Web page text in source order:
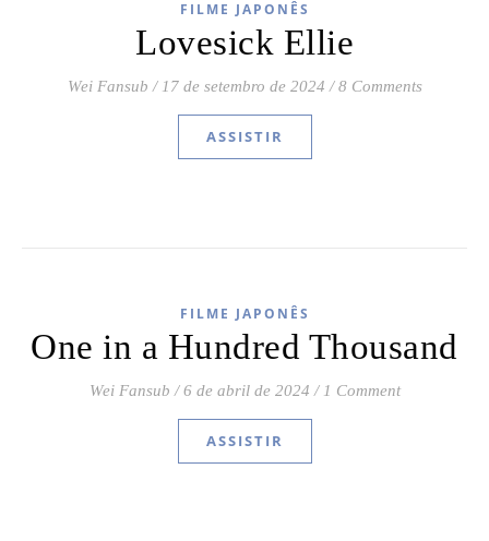
FILME JAPONÊS
Lovesick Ellie
Wei Fansub / 17 de setembro de 2024 / 8 Comments
ASSISTIR
FILME JAPONÊS
One in a Hundred Thousand
Wei Fansub / 6 de abril de 2024 / 1 Comment
ASSISTIR